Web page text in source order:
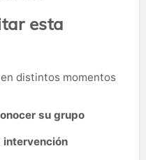
esta
distintos momentos
su grupo
intervención